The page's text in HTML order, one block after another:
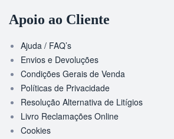
Apoio ao Cliente
Ajuda / FAQ’s
Envios e Devoluções
Condições Gerais de Venda
Políticas de Privacidade
Resolução Alternativa de Litígios
Livro Reclamações Online
Cookies